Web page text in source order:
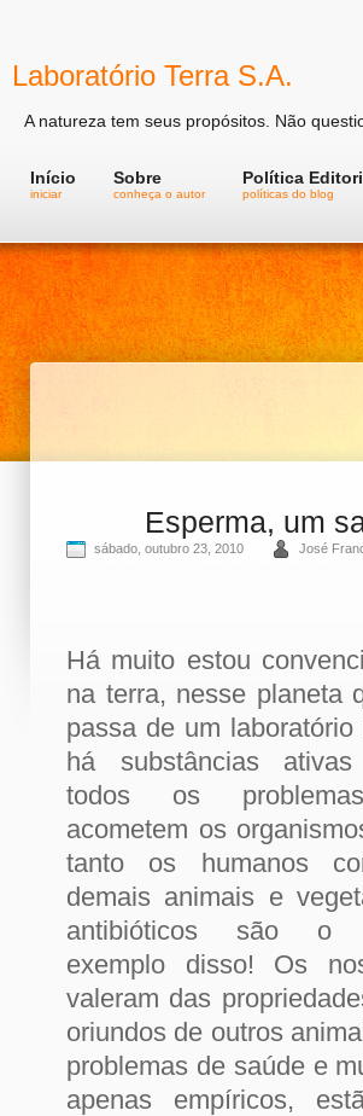
Laboratório Terra S.A.
A natureza tem seus propósitos. Não
Início
iniciar
Sobre
conheça o autor
Política
políticas do blog
Esperma, um
sábado, outubro 23, 2010 José
Há muito estou
na terra, nesse planeta
passa de um laboratório
há substâncias
todos os
acometem os
tanto os humanos
demais animais e
antibióticos são o
exemplo disso! Os
valeram das
oriundos de outros
problemas de saúde e
apenas empíricos,